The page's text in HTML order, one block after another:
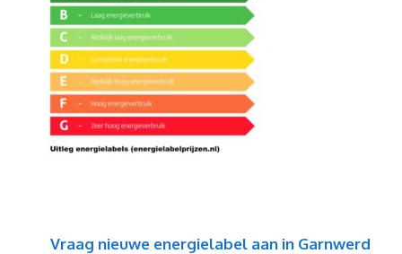
Vraag nieuwe energielabel aan in Garnwerd